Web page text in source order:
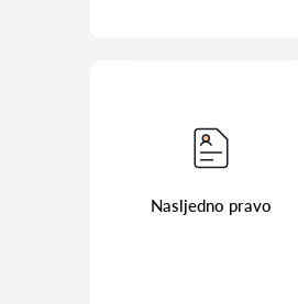
Nasljedno pravo